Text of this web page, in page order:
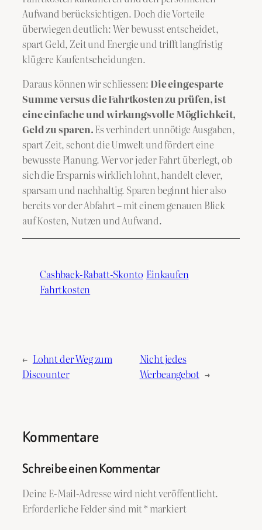
Aufwand berücksichtigen. Doch die Vorteile
überwiegen deutlich: Wer bewusst entscheidet,
spart Geld, Zeit und Energie und trifft langfristig
klügere Kaufentscheidungen.
Daraus können wir schliessen: Die eingesparte
Summe versus die Fahrtkosten zu prüfen, ist
eine einfache und wirkungsvolle Möglichkeit,
Geld zu sparen.Es verhindert unnötige Ausgaben,
spart Zeit, schont die Umwelt und fördert eine
bewusste Planung. Wer vor jeder Fahrt überlegt, ob
sich die Ersparnis wirklich lohnt, handelt clever,
sparsam und nachhaltig. Sparen beginnt hier also
bereits vor der Abfahrt – mit einem genauen Blick
auf Kosten, Nutzen und Aufwand.
Cashback-Rabatt-Skonto Einkaufen
Fahrtkosten
← Lohnt der Weg zum
Discounter
Nicht jedes
Werbeangebot →
Kommentare
Schreibe einen Kommentar
Deine E-Mail-Adresse wird nicht veröffentlicht.
Erforderliche Felder sind mit* markiert